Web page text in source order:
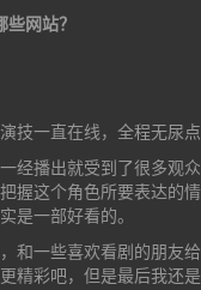
些网站？
技一直在线，全程无尿点
经播出就受到了很多观
握这个角色所要表达的
是一部好看的。
和一些喜欢看剧的朋友
精彩吧，但是最后我还